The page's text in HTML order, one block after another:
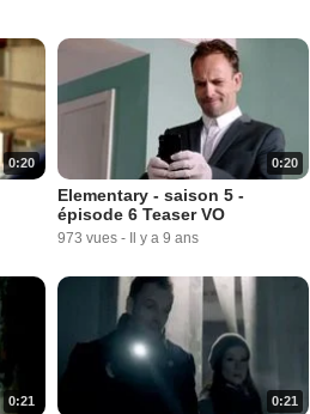
0:20 0:20
Elementary - saison 5 -
épisode 6 Teaser VO
973 vues - Il y a 9 ans
0:21 0:21